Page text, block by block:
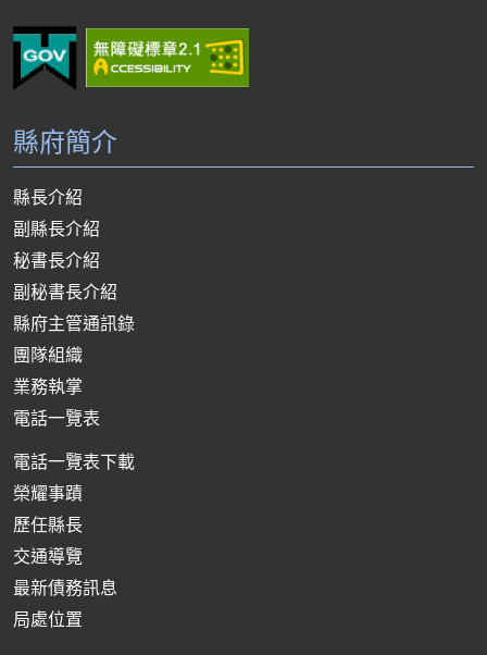
縣府簡介
縣長介紹
副縣長介紹
秘書長介紹
副秘書長介紹
縣府主管通訊錄
團隊組織
業務執掌
電話一覽表
電話一覽表下載
榮耀事蹟
歷任縣長
交通導覽
最新債務訊息
局處位置